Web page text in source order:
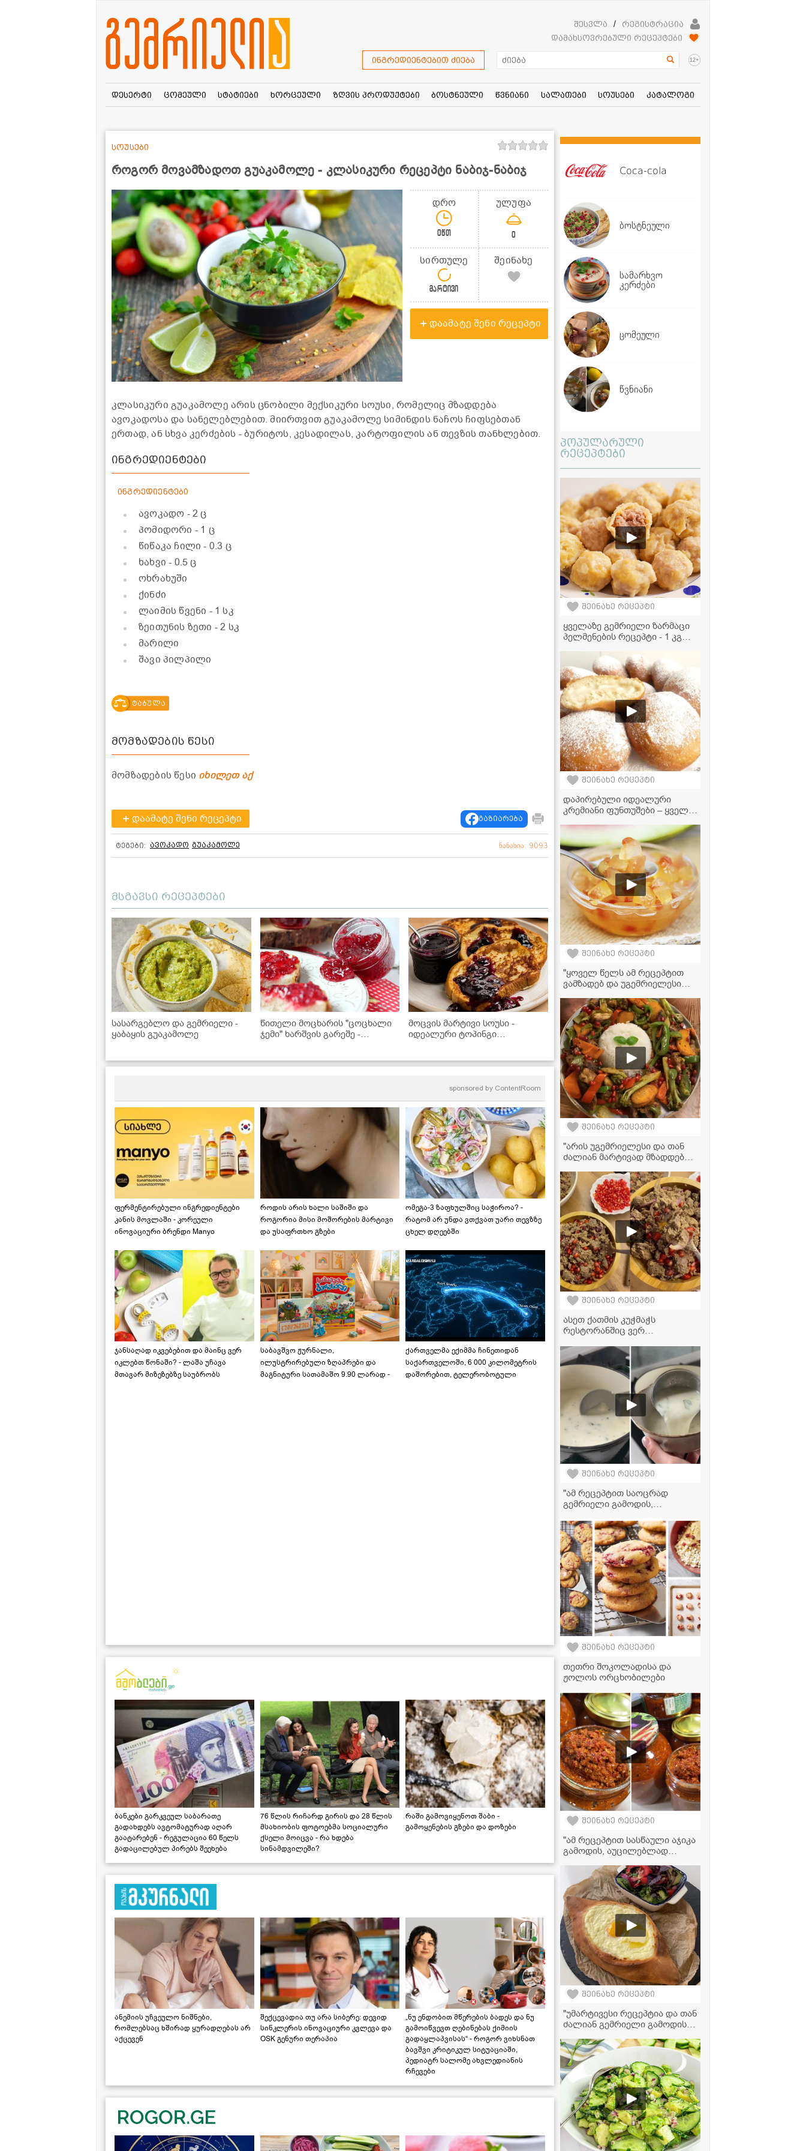
შესვლა /
რეგისტრაცია
დამახსოვრებული რეცეპტები
ინგრედიენტებით ძიება 12+
დესერტი ცომეული სტატიები ხორცეული ზღვის პროდუქტები ბოსტნეული წვნიანი სალათები სოუსები კატალოგი
როგორ მოვამზადოთ გუაკამოლე - კლასიკური რეცეპტი ნაბიჯ-ნაბიჯ
სოუსები
დრო
0წთ
ულუფა
0
სირთულე
მარტივი
შეინახე
დაამატე შენი რეცეპტი
კლასიკური გუაკამოლე არის ცნობილი მექსიკური სოუსი, რომელიც მზადდება
ავოკადოსა და სანელებლებით. მიირთვით გუაკამოლე სიმინდის ნაჩოს ჩიფსებთან
ერთად, ან სხვა კერძების - ბურიტოს, კესადილას, კარტოფილის ან თევზის თანხლებით.
ინგრედიენტები
ინგრედიენტები
ავოკადო - 2 ც
პომიდორი - 1 ც
წიწაკა ჩილი- 0.3 ც
ხახვი- 0.5 ც
ოხრახუში
ქინძი
ლაიმის წვენი - 1 სკ
ზეითუნის ზეთი - 2 სკ
მარილი
შავი პილპილი
ტაბულა
მომზადების წესი
მომზადების წესი იხილეთ აქ
დაამატე შენი რეცეპტი გაზიარება
ტეგები: ავოკადო გუაკამოლე ნანახია: 9093
მსგავსი რეცეპტები
სასარგებლო და გემრიელი -
ყაბაყის გუაკამოლე
წითელი მოცხარის "ცოცხალი
ჯემი" ხარშვის გარეშე -
მოცვის მარტივი სოუსი -
იდეალური ტოპინგი
სხვა დესერტებისთვის
sponsored by ContentRoom
ფერმენტირებული ინგრედიენტები
კანის მოვლაში - კორეული
ინოვაციური ბრენდი Manyo
როდის არის ხალი საშიში და
როგორია მისი მოშორების მარტივი
და უსაფრთხო გზები
ომეგა-3 ზაფხულშიც საჭიროა? -
რატომ არ უნდა ვთქვათ უარი თევზზე
ცხელ დღეებში
ჯანსაღად იკვებებით და მაინც ვერ
იკლებთ წონაში? - ლაშა უჩავა
მთავარ მიზეზებზე საუბრობს
საბავშვო ჟურნალი,
ილუსტრირებული ზღაპრები და
მაგნიტური სათამაშო 9.90 ლარად -
ქართველმა ექიმმა ჩინეთიდან
საქართველოში, 6 000 კილომეტრის
დაშორებით, ტელერობოტული
ბანკები გარკვეულ საბარათე
გადახდებს ავტომატურად აღარ
გაატარებენ - რეგულაცია 60 წელს
გადაცილებულ პირებს შეეხება
76 წლის რიჩარდ გირის და 28 წლის
მსახიობის ფოტოებმა სოციალური
ქსელი მოიცვა - რა ხდება
სინამდვილეში?
რაში გამოვიყენოთ შაბი -
გამოყენების გზები და დოზები
ანემიის უჩვეულო ნიშნები,
რომლებსაც ხშირად ყურადღებას არ
აქცევენ
შექცევადია თუ არა სიბერე: დევიდ
სინკლერის ინოვაციური კვლევა და
OSK გენური თერაპია
„ნუ ენდობით მწერების ბადეს და ნუ
გამოიწვევთ ღებინებას ქიმიის
გადაყლაპვისას“ - როგორ ვიხსნათ
ბავშვი კრიტიკულ სიტუაციაში,
პედიატრ სალომე ახვლედიანის
რჩევები
Coca-cola
ბოსტნეული
სამარხვო
კერძები
ცომეული
წვნიანი
პოპულარული
რეცეპტები
შეინახე რეცეპტი
ყველაზე გემრიელი ზარმაცი
პელმენების რეცეპტი - 1 კგ
შეინახე რეცეპტი
დაპირებული იდეალური
კრემიანი ფუნთუშები – ყველა
შეინახე რეცეპტი
"ყოველ წელს ამ რეცეპტით
ვამზადებ და უგემრიელესი
მურაბის ვიდეორეცეტპი
შეინახე რეცეპტი
"არის უგემრიელესი და თან
ძალიან მარტივად მზადდება,
- ქათამი ბოსტნეულით
შეინახე რეცეპტი
ასეთ ქათმის კუჭმაჭს
რესტორანშიც ვერ
რომლის წყალობითაც კერძი
საოცრად გემრიელი გამოდის
შეინახე რეცეპტი
"ამ რეცეპტით საოცრად
გემრიელი გამოდის,
მაწვნის წვნიანის რეცეპტი
შეინახე რეცეპტი
თეთრი შოკოლადისა და
ჟოლოს ორცხობილები
შეინახე რეცეპტი
"ამ რეცეპტით სასწაული აჯიკა
გამოდის, აუცილებლად
ვიდეორეცეპტი
შეინახე რეცეპტი
"უმარტივესი რეცეპტია და თან
ძალიან გემრიელი გამოდის!" -
ვიდეორეცეპტი